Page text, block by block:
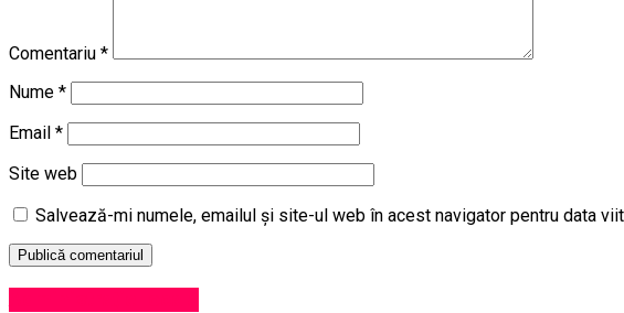
Comentariu *
Nume *
Email *
Site web
Salvează-mi numele, emailul și site-ul web în acest navigator pentru data